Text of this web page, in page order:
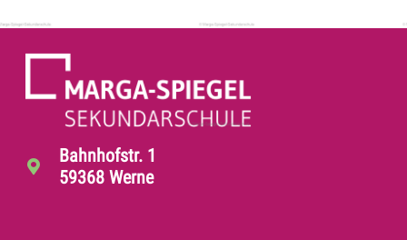
Bahnhofstr. 1
59368 Werne